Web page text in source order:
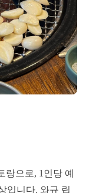
랑으로, 1인당 예
입니다. 와규 립